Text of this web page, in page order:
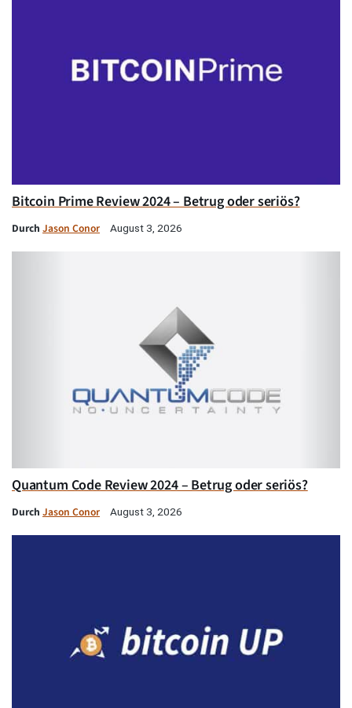
Bitcoin Prime Review 2024 – Betrug oder seriös?
Durch Jason Conor August 3, 2026
Quantum Code Review 2024 – Betrug oder seriös?
Durch Jason Conor August 3, 2026